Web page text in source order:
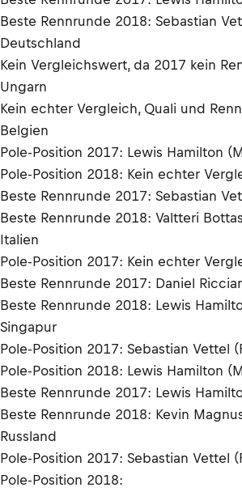
Beste Rennrunde 2018: Sebastian
Deutschland
Kein Vergleichswert, da 2017 kein
Ungarn
Kein echter Vergleich, Quali und
Belgien
Pole-Position 2017: Lewis Hamilton
Pole-Position 2018: Kein echter
Beste Rennrunde 2017: Sebastian
Beste Rennrunde 2018: Valtteri
Italien
Pole-Position 2017: Kein echter
Beste Rennrunde 2017: Daniel
Beste Rennrunde 2018: Lewis
Singapur
Pole-Position 2017: Sebastian Vettel
Pole-Position 2018: Lewis Hamilton
Beste Rennrunde 2017: Lewis
Beste Rennrunde 2018: Kevin
Russland
Pole-Position 2017: Sebastian Vettel
Pole-Position 2018: